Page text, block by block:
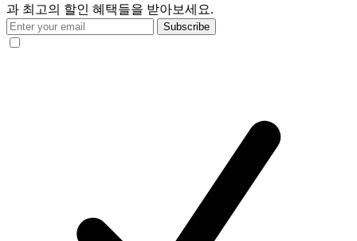
과 최고의 할인 혜택들을 받아보세요.
Subscribe